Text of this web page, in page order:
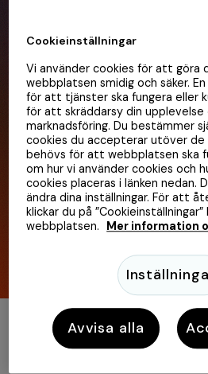
Cookieinställningar
Vi använder cookies för att göra
webbplatsen smidig och säker.
för att tjänster ska fungera eller
för att skräddarsy din upplevelse
marknadsföring. Du bestämmer
cookies du accepterar utöver de
behövs för att webbplatsen ska
om hur vi använder cookies och
cookies placeras i länken nedan.
ändra dina inställningar. För att
klickar du på
webbplatsen.
Mer information
Avvisa alla